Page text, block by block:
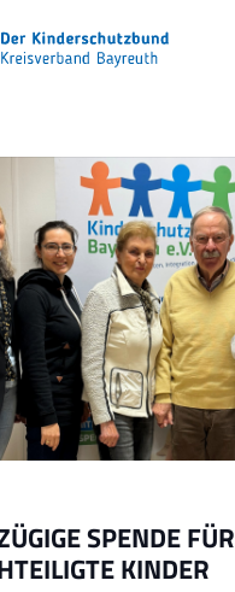
SPENDE FÜR B
KINDER